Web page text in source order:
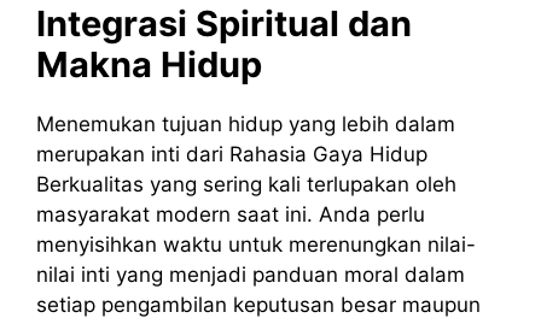
Integrasi Spiritual dan
Makna Hidup
Menemukan tujuan hidup yang lebih dalam
merupakan inti dari Rahasia Gaya Hidup
Berkualitas yang sering kali terlupakan oleh
masyarakat modern saat ini. Anda perlu
menyisihkan waktu untuk merenungkan nilai-
nilai inti yang menjadi panduan moral dalam
setiap pengambilan keputusan besar maupun